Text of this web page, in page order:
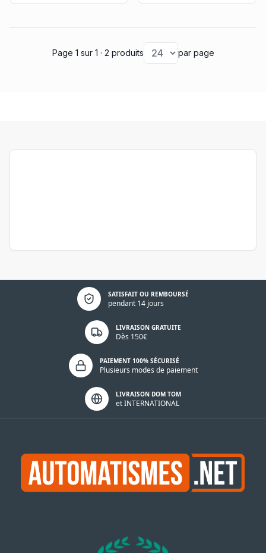
Page 1 sur 1 · 2 produits par page
SATISFAIT OU REMBOURSÉ
pendant 14 jours
Politique de confidentialité
LIVRAISON GRATUITE
Dès 150€
PAIEMENT 100% SÉCURISÉ
Plusieurs modes de paiement
LIVRAISON DOM TOM
et INTERNATIONAL